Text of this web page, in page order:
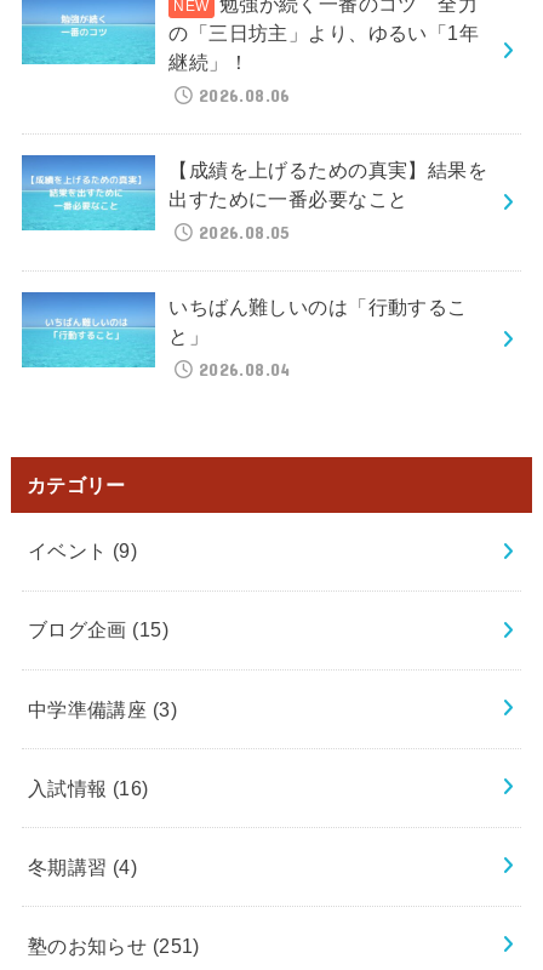
の「三日坊主」より、ゆるい「1年
継続」！
2026.08.06
【成績を上げるための真実】結果を
出すために一番必要なこと
2026.08.05
いちばん難しいのは「行動するこ
と」
2026.08.04
カテゴリー
イベント (9)
ブログ企画 (15)
中学準備講座 (3)
入試情報 (16)
冬期講習 (4)
塾のお知らせ (251)